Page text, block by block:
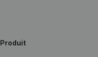
Produit